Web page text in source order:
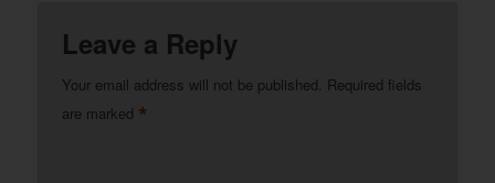
Leave a Reply
Your email address will not be published. Required fields
are marked *